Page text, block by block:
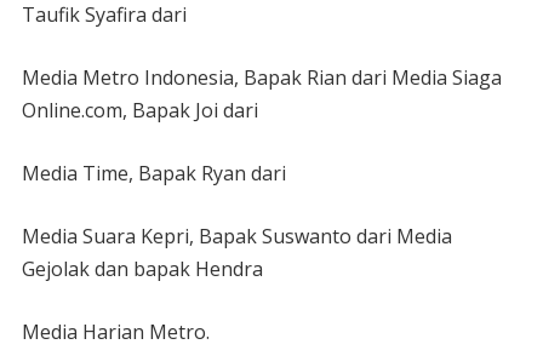
Taufik Syafira dari
Media Metro Indonesia, Bapak Rian dari Media Siaga
Online.com, Bapak Joi dari
Media Time, Bapak Ryan dari
Media Suara Kepri, Bapak Suswanto dari Media
Gejolak dan bapak Hendra
Media Harian Metro.